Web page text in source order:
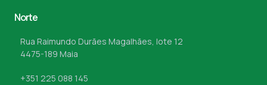
Norte
Rua Raimundo Durães Magalhães, lote 12
4475-189 Maia
+351 225 088 145